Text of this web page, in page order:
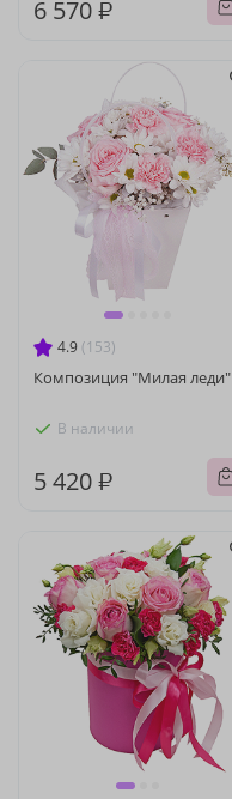
6 570 ₽
4.9 (153)
Композиция "Милая леди"
В наличии
5 420 ₽